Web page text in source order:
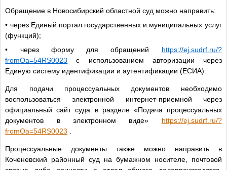
Обращение в Новосибирский областной суд можно направить:
• через Единый портал государственных и муниципальных услуг
(функций);
• через форму для обращений https://ej.sudrf.ru/?
fromOa=54RS0023 с использованием авторизации через
Единую систему идентификации и аутентификации (ЕСИА).
Для подачи процессуальных документов необходимо
воспользоваться электронной интернет-приемной через
официальный сайт суда в разделе «Подача процессуальных
документов в электронном виде» https://ej.sudrf.ru/?
fromOa=54RS0023 .
Процессуальные документы также можно направить в
Коченевский районный суд на бумажном носителе, почтовой